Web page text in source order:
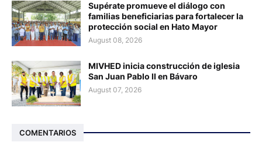
Supérate promueve el diálogo con
familias beneficiarias para fortalecer la
protección social en Hato Mayor
August 08, 2026
MIVHED inicia construcción de iglesia
San Juan Pablo II en Bávaro
August 07, 2026
COMENTARIOS